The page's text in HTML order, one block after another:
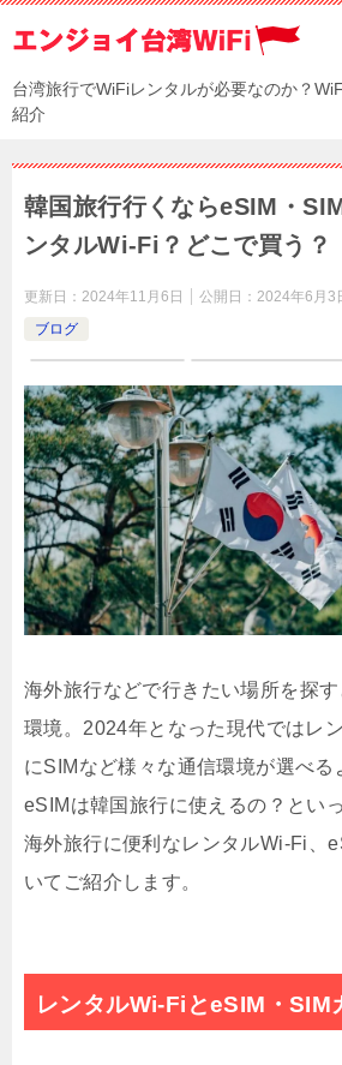
台湾旅行でWiFiレンタルが必要なのか？
紹介
韓国旅行行くならeSIM・
ンタルWi-Fi？どこで買う？
更新日： 2024年11月6日 公開日： 2024年6月3
ブログ
海外旅行などで行きたい場所を探
環境。2024年となった現代ではレ
にSIMなど様々な通信環境が選べる
eSIMは韓国旅行に使えるの？とい
海外旅行に便利なレンタルWi-Fi、
いてご紹介します。
レンタルWi-FiとeSIM・SIM